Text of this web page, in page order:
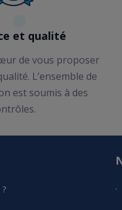
et qualité
de vous proposer
L’ensemble de
est soumis à des